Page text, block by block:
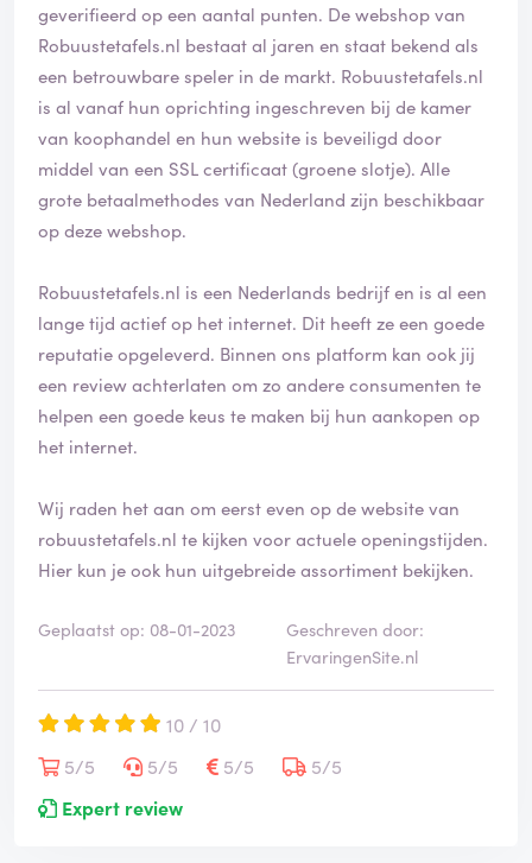
geverifieerd op een aantal punten. De webshop van
Robuustetafels.nl bestaat al jaren en staat bekend als
een betrouwbare speler in de markt. Robuustetafels.nl
is al vanaf hun oprichting ingeschreven bij de kamer
van koophandel en hun website is beveiligd door
middel van een SSL certificaat (groene slotje). Alle
grote betaalmethodes van Nederland zijn beschikbaar
op deze webshop.
Robuustetafels.nl is een Nederlands bedrijf en is al een
lange tijd actief op het internet. Dit heeft ze een goede
reputatie opgeleverd. Binnen ons platform kan ook jij
een review achterlaten om zo andere consumenten te
helpen een goede keus te maken bij hun aankopen op
het internet.
Wij raden het aan om eerst even op de website van
robuustetafels.nl te kijken voor actuele openingstijden.
Hier kun je ook hun uitgebreide assortiment bekijken.
Geplaatst op: 08-01-2023
Geschreven door:
ErvaringenSite.nl
10 / 10
5/5
5/5 5/5
5/5
Expert review